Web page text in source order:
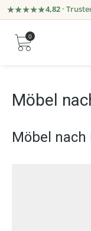
4,82 ·
0
Möbel
Möbel nach